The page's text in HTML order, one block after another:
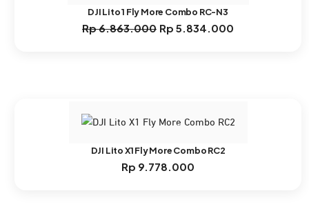
DJI Lito 1 Fly More Combo RC-N3
Rp6.863.000 Harga
Rp 5.834.000
DJI Lito X1 Fly More Combo RC2
Rp 9.778.000